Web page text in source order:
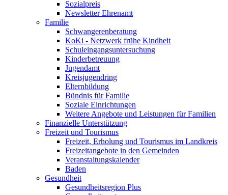
Sozialpreis
Newsletter Ehrenamt
Familie
Schwangerenberatung
KoKi - Netzwerk frühe Kindheit
Schuleingangsuntersuchung
Kinderbetreuung
Jugendamt
Kreisjugendring
Elternbildung
Bündnis für Familie
Soziale Einrichtungen
Weitere Angebote und Leistungen für Familien
Finanzielle Unterstützung
Freizeit und Tourismus
Freizeit, Erholung und Tourismus im Landkreis
Freizeitangebote in den Gemeinden
Veranstaltungskalender
Baden
Gesundheit
Gesundheitsregion Plus